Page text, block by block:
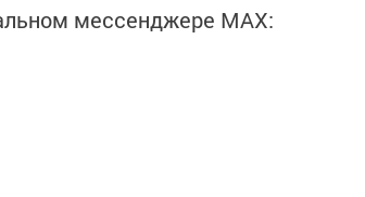
мессенджере MАХ: